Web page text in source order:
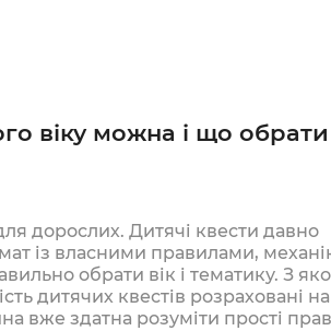
віку можна і що обрати
дорослих. Дитячі квести давно
із власними правилами,
обрати вік і тематику. З
дитячих квестів розраховані на
вже здатна розуміти прості